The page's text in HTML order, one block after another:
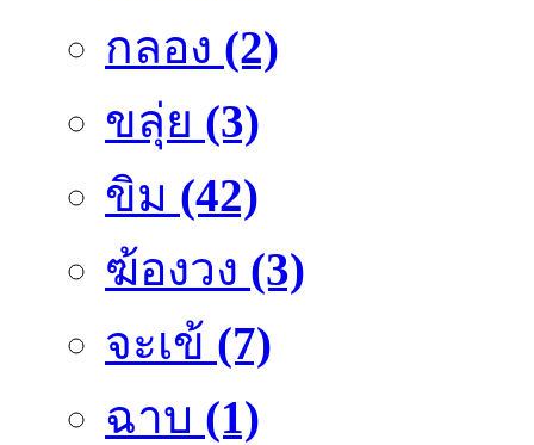
กลอง (2)
ขลุ่ย (3)
ขิม (42)
ฆ้องวง (3)
จะเข้ (7)
ฉาบ (1)